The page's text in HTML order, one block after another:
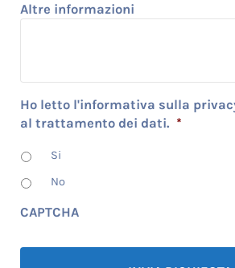
Altre informazioni
Ho letto l'informativa sulla
al trattamento dei dati. *
Si
No
CAPTCHA